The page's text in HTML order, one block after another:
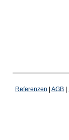
Referenzen AGB